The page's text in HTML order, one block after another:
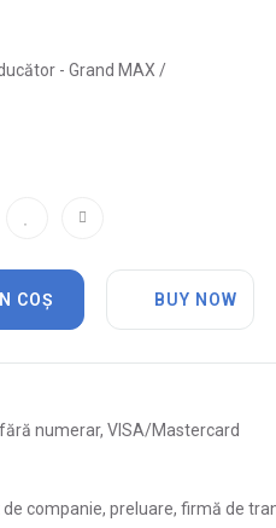
- Grand MAX /
COȘ BUY NOW
numerar, VISA/Mastercard
companie, preluare, firmă de